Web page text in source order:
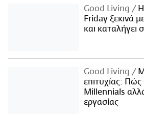
Good Living
Η
Friday ξεκινά
και καταλήγει
Good Living
επιτυχίας: Πώς
Millennials
εργασίας